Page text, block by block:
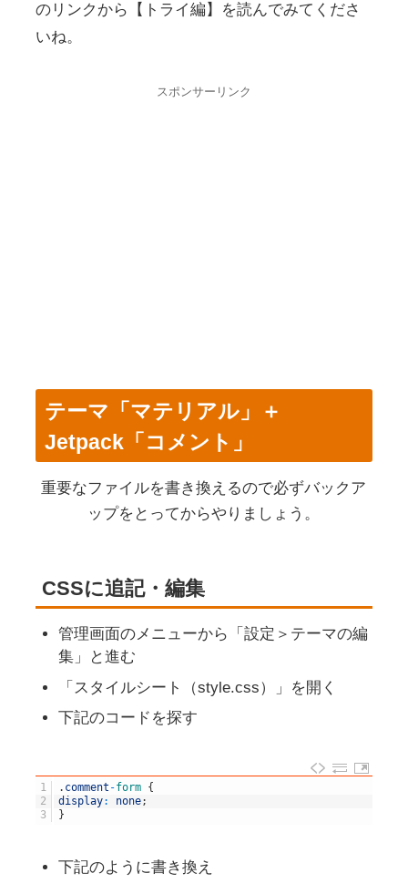
のリンクから【トライ編】を読んでみてくださ
いね。
スポンサーリンク
テーマ「マテリアル」＋
Jetpack「コメント」
重要なファイルを書き換えるので必ずバックア
ップをとってからやりましょう。
CSSに追記・編集
管理画面のメニューから「設定＞テーマの編
集」と進む
「スタイルシート（style.css）」を開く
下記のコードを探す
1
2
3
. comment -form {
display: none;
}
下記のように書き換え